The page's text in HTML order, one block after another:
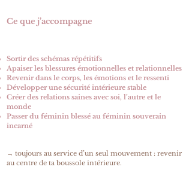
Ce que j’accompagne
Sortir des schémas répétitifs
Apaiser les blessures émotionnelles et relationnelles
Revenir dans le corps, les émotions et le ressenti
Développer une sécurité intérieure stable
Créer des relations saines avec soi, l’autre et le
monde
Passer du féminin blessé au féminin souverain
incarné
→ toujours au service d’un seul mouvement : revenir
au centre de ta boussole intérieure.